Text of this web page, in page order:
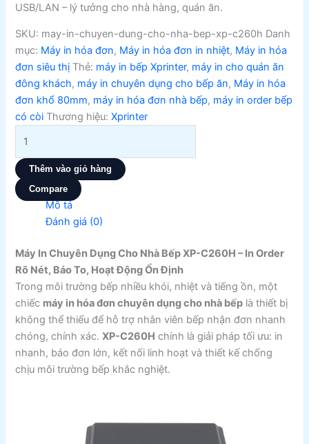
USB/LAN – lý tưởng cho nhà hàng, quán ăn.
SKU: may-in-chuyen-dung-cho-nha-bep-xp-c260h Danh
mục: Máy in hóa đơn, Máy in hóa đơn in nhiệt, Máy in hóa
đơn siêu thị Thẻ: máy in bếp Xprinter, máy in cho quán ăn
đông khách, máy in chuyên dụng cho bếp ăn, Máy in hóa
đơn khổ 80mm, máy in hóa đơn nhà bếp, máy in order bếp
có còi Thương hiệu:Xprinter
Thêm vào giỏ hàng
Compare
Mô tả
Đánh giá (0)
Máy In Chuyên Dụng Cho Nhà Bếp XP-C260H – In Order
Rõ Nét, Báo To, Hoạt Động Ổn Định
Trong môi trường bếp nhiều khói, nhiệt và tiếng ồn, một
chiếc máy in hóa đơn chuyên dụng cho nhà bếp là thiết bị
không thể thiếu để hỗ trợ nhân viên bếp nhận đơn nhanh
chóng, chính xác.XP-C260H chính là giải pháp tối ưu: in
nhanh, báo đơn lớn, kết nối linh hoạt và thiết kế chống
chịu môi trường bếp khắc nghiệt.